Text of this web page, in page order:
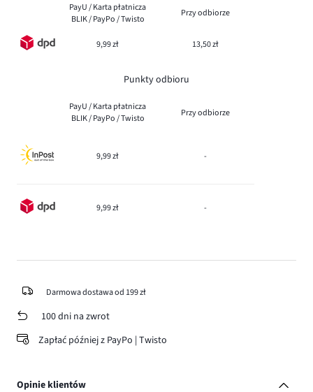
PayU / Karta płatnicza
BLIK / PayPo / Twisto
Przy odbiorze
9,99 zł 13,50 zł
Punkty odbioru
PayU / Karta płatnicza
BLIK / PayPo / Twisto
Przy odbiorze
9,99 zł -
9,99 zł -
Darmowa dostawa od 199 zł
100 dni na zwrot
Zapłać później z PayPo | Twisto
Opinie klientów